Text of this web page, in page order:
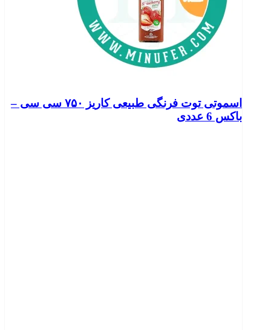
اسموتی توت فرنگی طبیعی کاریز ۷۵۰ سی سی –
باکس 6 عددی